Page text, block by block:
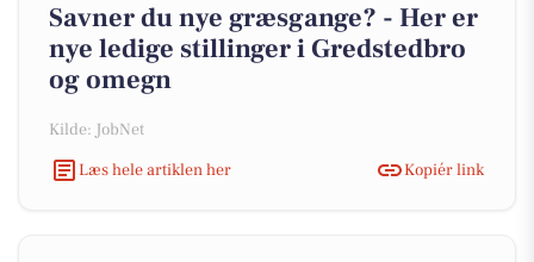
Savner du nye græsgange? - Her er
nye ledige stillinger i Gredstedbro
og omegn
Kilde: JobNet
Læs hele artiklen her
Kopiér link